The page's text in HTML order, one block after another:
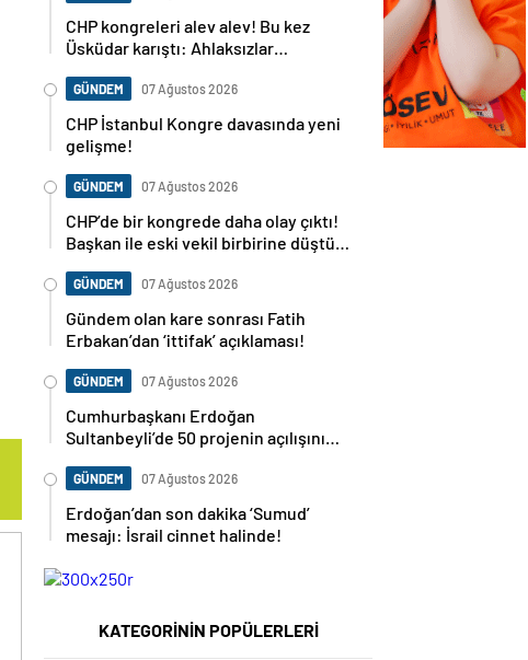
CHP kongreleri alev alev! Bu kez
Üsküdar karıştı: Ahlaksızlar…
GÜNDEM 07 Ağustos 2026
CHP İstanbul Kongre davasında yeni
gelişme!
GÜNDEM 07 Ağustos 2026
CHP’de bir kongrede daha olay çıktı!
Başkan ile eski vekil birbirine düştü…
GÜNDEM 07 Ağustos 2026
Gündem olan kare sonrası Fatih
Erbakan’dan ‘ittifak’ açıklaması!
GÜNDEM 07 Ağustos 2026
Cumhurbaşkanı Erdoğan
Sultanbeyli’de 50 projenin açılışını
GÜNDEM 07 Ağustos 2026
Erdoğan’dan son dakika ‘Sumud’
mesajı: İsrail cinnet halinde!
KATEGORİNİN POPÜLERLERİ